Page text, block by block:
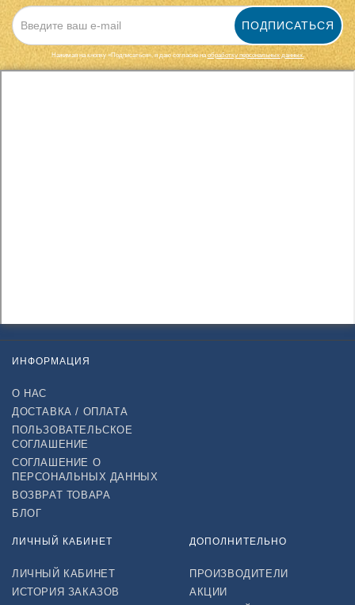
ПОДПИСАТЬСЯ
Нажимая на кнопку «Подписаться», я даю cогласие наобработку персональных данных.
ИНФОРМАЦИЯ
О НАС
ДОСТАВКА / ОПЛАТА
ПОЛЬЗОВАТЕЛЬСКОЕ
СОГЛАШЕНИЕ
СОГЛАШЕНИЕ О
ПЕРСОНАЛЬНЫХ ДАННЫХ
ВОЗВРАТ ТОВАРА
БЛОГ
ЛИЧНЫЙ КАБИНЕТ
ЛИЧНЫЙ КАБИНЕТ
ИСТОРИЯ ЗАКАЗОВ
ДОПОЛНИТЕЛЬНО
ПРОИЗВОДИТЕЛИ
АКЦИИ